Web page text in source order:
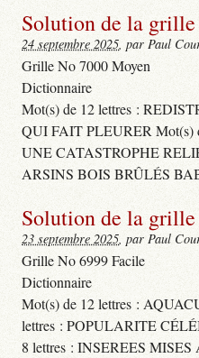
Solution de la
24 septembre 2025, par Paul
Grille No 7000 Moyen
Dictionnaire
Mot(s) de 12 lettres :
QUI FAIT PLEURER Mot(s)
UNE CATASTROPHE
ARSINS BOIS BRÛLÉS
Solution de la
23 septembre 2025, par Paul
Grille No 6999 Facile
Dictionnaire
Mot(s) de 12 lettres :
lettres : POPULARITE
8 lettres : INSEREES